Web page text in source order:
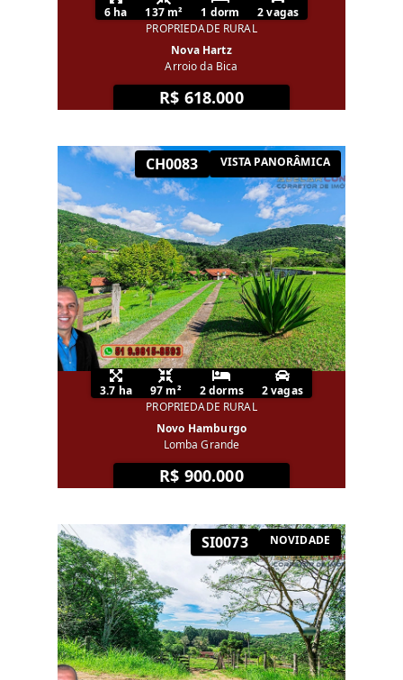
6 ha 137 m² 1 dorm
2 vagas
PROPRIEDADE RURAL
Nova Hartz
Arroio da Bica
R$ 618.000
CH0083 VISTA PANORÂMICA
3.7 ha 97 m² 2 dorms
2 vagas
PROPRIEDADE RURAL
Novo Hamburgo
Lomba Grande
R$ 900.000
SI0073 NOVIDADE